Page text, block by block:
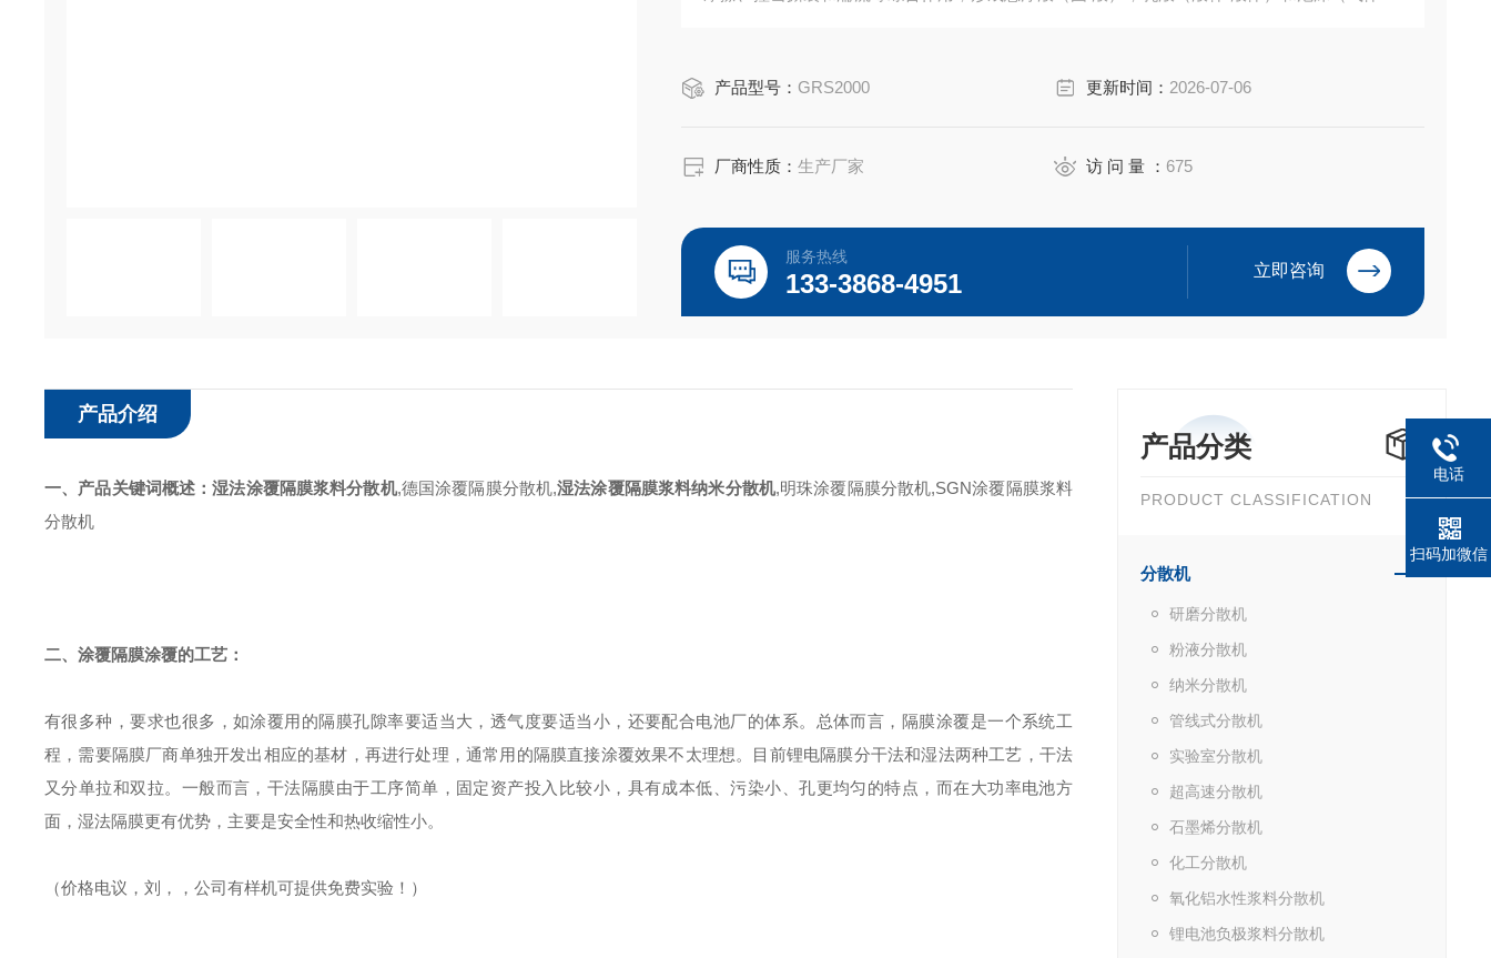
产品型号： GRS2000 更新时间： 2026-07-06
厂商性质：生产厂家 访 问 量 ： 675
服务热线
133-3868-4951 立即咨询
产品分类
PRODUCT CLASSIFICATION
分散机
研磨分散机
粉液分散机
纳米分散机
管线式分散机
实验室分散机
超高速分散机
石墨烯分散机
化工分散机
氧化铝水性浆料分散机
锂电池负极浆料分散机
产品介绍
一、 产品关键词概述：湿法涂覆隔膜浆料分散机,德国涂覆隔膜分散机,湿法涂覆隔膜浆料纳米分散机,明珠涂覆隔膜分散机,SGN涂覆隔膜浆料
分散机
二、 涂覆隔膜涂覆的工艺 ：
有很多种，要求也很多，如涂覆用的隔膜孔隙率要适当大，透气度要适当小，还要配合电池厂的体系。总体而言，隔膜涂覆是一个系统工
程，需要隔膜厂商单独开发出相应的基材，再进行处理，通常用的隔膜直接涂覆效果不太理想。目前锂电隔膜分干法和湿法两种工艺，干法
又分单拉和双拉。一般而言，干法隔膜由于工序简单，固定资产投入比较小，具有成本低、污染小、孔更均匀的特点，而在大功率电池方
面，湿法隔膜更有优势，主要是安全性和热收缩性小。
（价格电议，刘，，公司有样机可提供免费实验！）
电话
扫码加微信